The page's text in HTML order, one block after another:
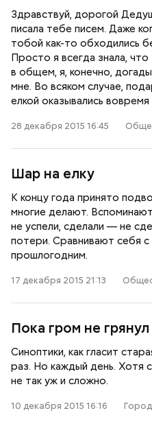
Здравствуй, дорогой
писала тебе писем. Даже
тобой как-то обходились
Просто я всегда знала,
в общем, я, конечно,
мне. Во всяком случае,
елкой оказывались вовремя
28 декабря 2015 16:45
Шар на елку
К концу года принято
многие делают.
не успели, сделали — не
потери. Сравнивают себя
прошлогодним.
17 декабря 2015 21:13
Пока гром не грянул
Синоптики, как гласит
раз. Но каждый день. Хотя
не так уж и сложно.
10 декабря 2015 16:16 Город